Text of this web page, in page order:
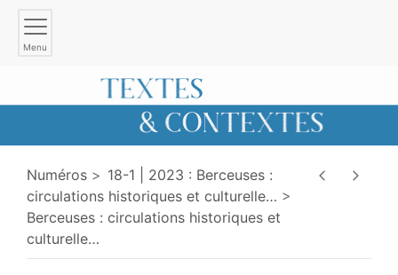
Menu
Numéros
18-1 | 2023 : Berceuses :
circulations historiques et culturelle…
Berceuses : circulations historiques et
culturelle…